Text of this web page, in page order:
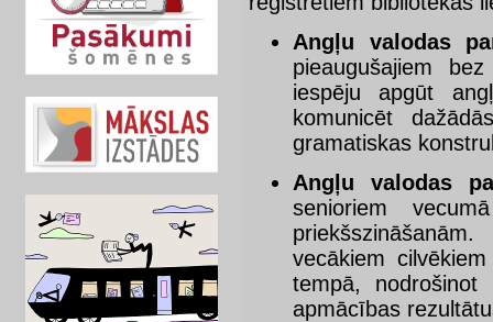
Angļu valodas
pieaugušajiem
iespēju apgūt
komunicēt
gramatiskas
Angļu valodas
senioriem
vecākiem
tempā, nodrošinot
apmācības